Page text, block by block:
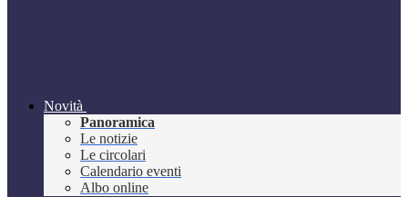
Novità
Panoramica
Le notizie
Le circolari
Calendario eventi
Albo online